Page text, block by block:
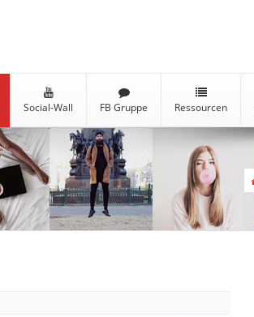
Social-Wall FB Gruppe Ressourcen